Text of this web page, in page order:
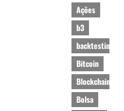
Ações
b3
backtesting
Bitcoin
Blockchain
Bolsa